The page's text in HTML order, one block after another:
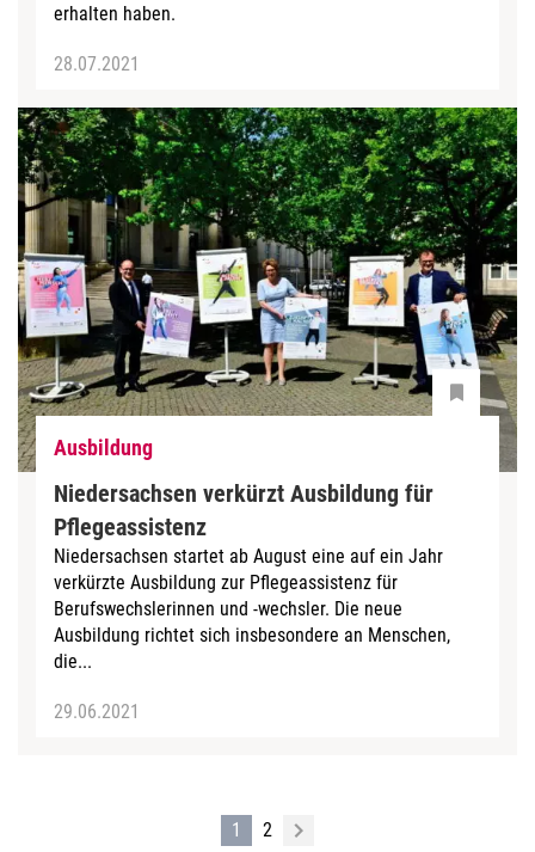
erhalten haben.
28.07.2021
Ausbildung
Niedersachsen verkürzt Ausbildung für
Pflegeassistenz
Niedersachsen startet ab August eine auf ein Jahr
verkürzte Ausbildung zur Pflegeassistenz für
Berufswechslerinnen und -wechsler. Die neue
Ausbildung richtet sich insbesondere an Menschen,
die...
29.06.2021
1 2